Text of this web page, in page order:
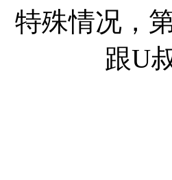
特殊情况，
跟U